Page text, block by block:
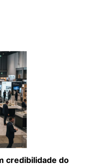
credibilidade do